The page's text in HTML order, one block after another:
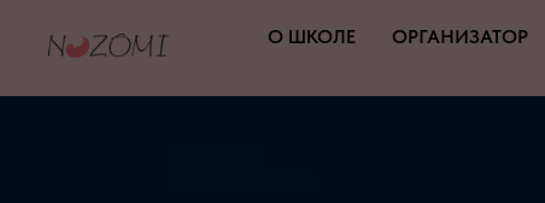
О ШКОЛЕ ОРГАНИЗАТОР